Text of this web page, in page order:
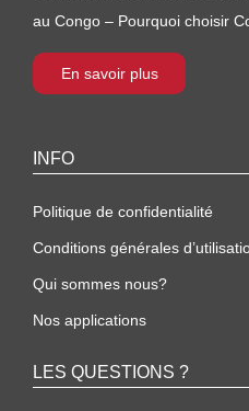
au Congo – Pourquoi choisir
En savoir plus
INFO
Politique de confidentialité
Conditions générales
Qui sommes nous?
Nos applications
LES QUESTIONS ?